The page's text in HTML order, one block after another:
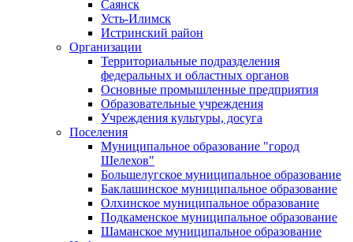
Саянск
Усть-Илимск
Истринский район
Организации
Территориальные подразделения
федеральных и областных органов
Основные промышленные предприятия
Образовательные учреждения
Учреждения культуры, досуга
Поселения
Муниципальное образование "город
Шелехов"
Большелугское муниципальное образование
Баклашинское муниципальное образование
Олхинское муниципальное образование
Подкаменское муниципальное образование
Шаманское муниципальное образование